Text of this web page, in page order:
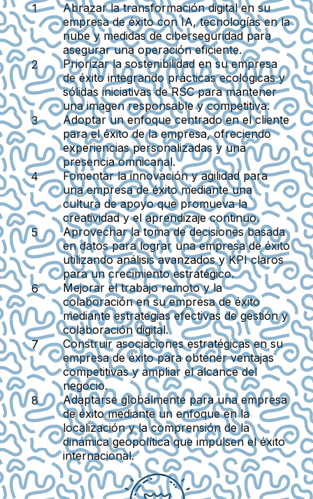
Abrazar la transformación digital en su
empresa de éxitocon IA, tecnologías en la
nube y medidas de ciberseguridad para
asegurar una operación eficiente.
Priorizar la sostenibilidad en su empresa
de éxitointegrando prácticas ecológicas y
sólidas iniciativas de RSC para mantener
una imagen responsable y competitiva.
Adoptar un enfoque centrado en el cliente
para el éxito de la empresa, ofreciendo
experiencias personalizadas y una
presencia omnicanal.
Fomentar la innovación y agilidad para
una empresa de éxitomediante una
cultura de apoyo que promueva la
creatividad y el aprendizaje continuo.
Aprovechar la toma de decisiones basada
en datos para lograr una empresa de éxito
utilizando análisis avanzados y KPI claros
para un crecimiento estratégico.
Mejorar el trabajo remoto y la
colaboración en su empresa de éxito
mediante estrategias efectivas de gestión y
colaboración digital.
Construir asociaciones estratégicas en su
empresa de éxitopara obtener ventajas
competitivas y ampliar el alcance del
negocio.
Adaptarse globalmente para una empresa
de éxitomediante un enfoque en la
localización y la comprensión de la
dinámica geopolítica que impulsen el éxito
internacional.